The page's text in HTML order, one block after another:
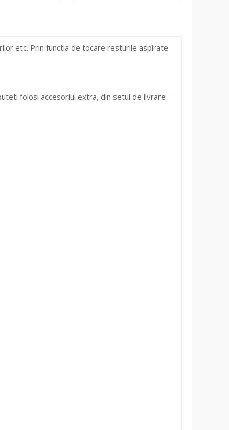
etc. Prin functia de tocare resturile aspirate
folosi accesoriul extra, din setul de livrare –